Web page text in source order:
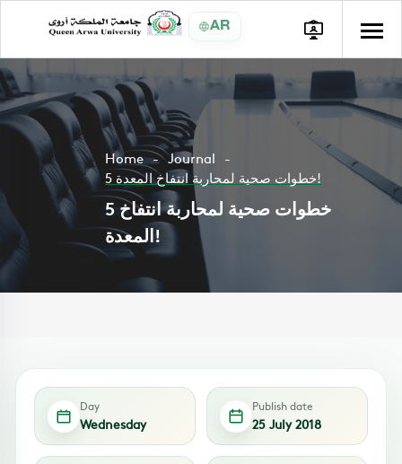
AR
Home
Journal
5 خطوات صحية لمحاربة انتفاخ المعدة!
5 خطوات صحية لمحاربة انتفاخ
المعدة!
Day
Wednesday
Publish date
25 July 2018